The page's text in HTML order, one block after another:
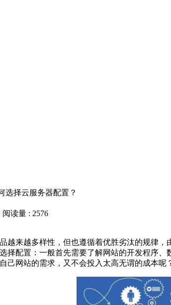
选择云服务器配置？
阅读量 : 2576
越来越多样性，但也遵循着优胜劣汰的规律
择配置：一般首先需要了解网站的开发程序
己网站的需求，又不会投入太高无谓的成本呢